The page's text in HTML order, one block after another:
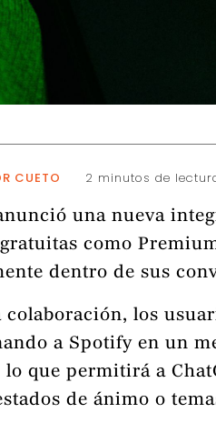
CUETO 2 minutos de
una nueva
como
dentro de sus
colaboración, los
a Spotify en un
lo que permitirá a
de ánimo o